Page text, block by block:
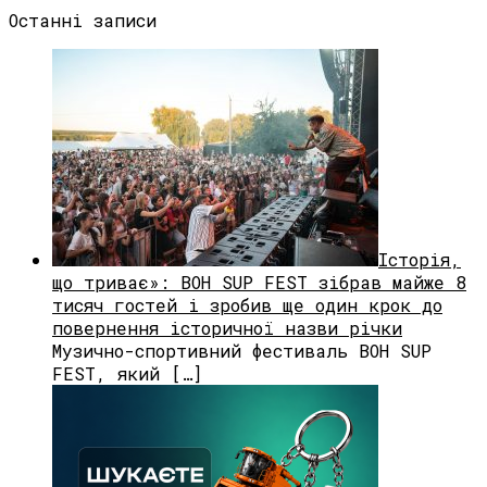
Останні записи
Історія,
що триває»: BOH SUP FEST зібрав майже 8
тисяч гостей і зробив ще один крок до
повернення історичної назви річки
Музично-спортивний фестиваль BOH SUP
FEST, який […]